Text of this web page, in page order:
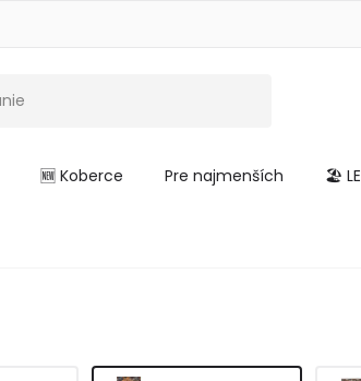
🆕 Koberce Pre najmenších 🏖️